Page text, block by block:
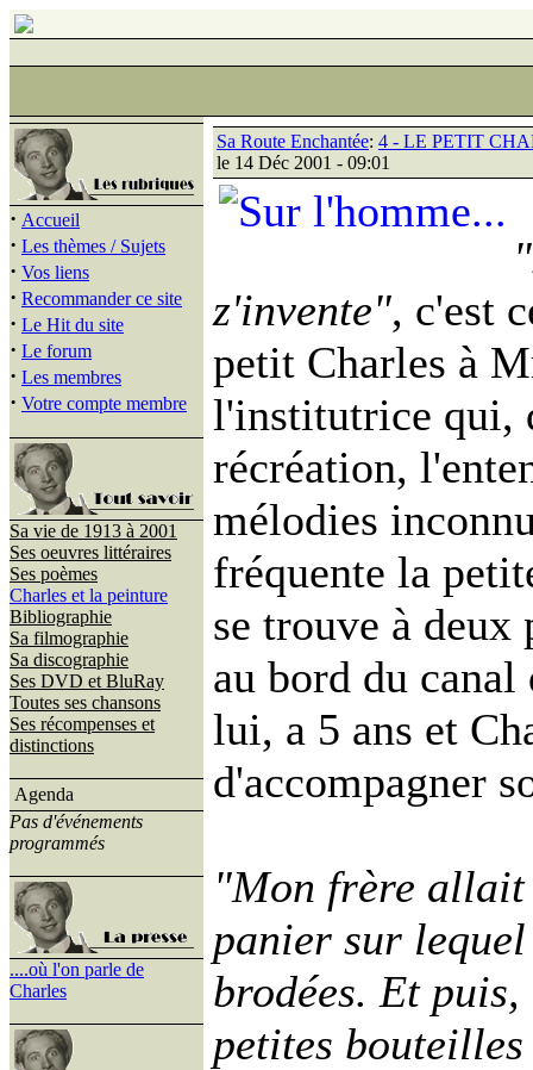
· Accueil
· Les thèmes / Sujets
· Vos liens
· Recommander ce site
· Le Hit du site
· Le forum
· Les membres
· Votre compte membre
Sa vie de 1913 à 2001
Ses oeuvres littéraires
Ses poèmes
Charles et la peinture
Bibliographie
Sa filmographie
Sa discographie
Ses DVD et BluRay
Toutes ses chansons
Ses récompenses et
distinctions
Agenda
Pas d'événements
programmés
....où l'on parle de
Charles
Sa Route Enchantée: 4 - LE PETIT
le 14 Déc 2001 - 09:01
z'invente", c'est
petit Charles à
l'institutrice qui,
récréation,
mélodies
fréquente la
se trouve à deux
au bord du
lui, a 5 ans et
d'accompagner
"Mon frère allait
panier sur
brodées. Et
petites